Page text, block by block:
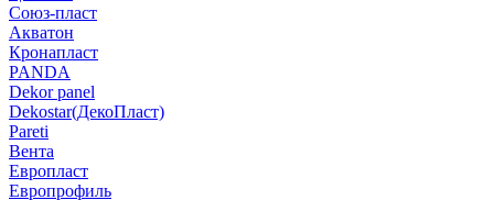
Союз-пласт
Акватон
Кронапласт
PANDA
Dekor panel
Dekostar(ДекоПласт)
Pareti
Вента
Европласт
Европрофиль